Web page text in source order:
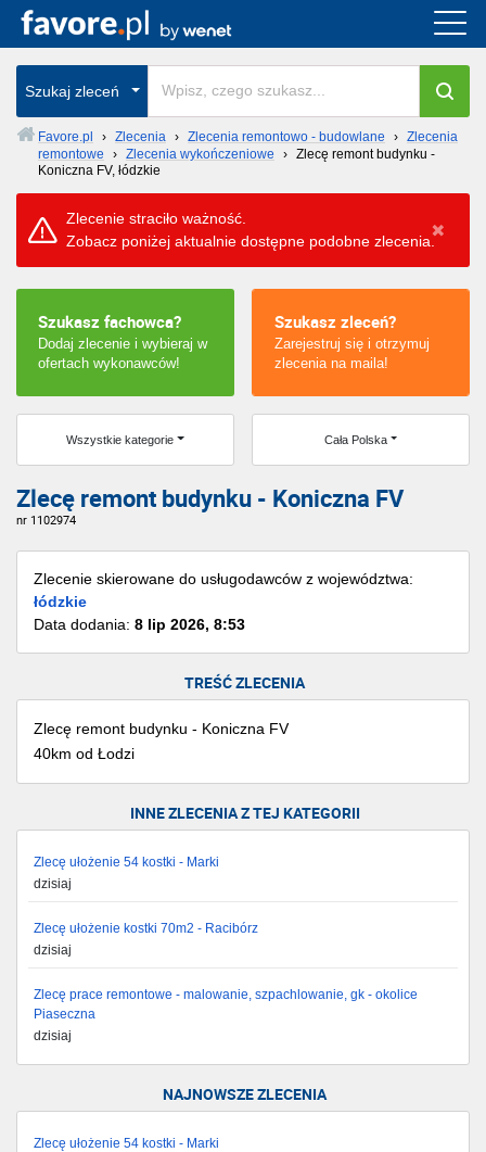
Szukaj zleceń
Favore.pl › Zlecenia › Zlecenia remontowo - budowlane › Zlecenia
remontowe
› Zlecenia wykończeniowe › Zlecę remont budynku -
Koniczna FV, łódzkie
Zlecenie straciło ważność.
Zobacz poniżej aktualnie dostępne podobne zlecenia.
Szukasz fachowca?
Dodaj zlecenie i wybieraj w
ofertach wykonawców!
Szukasz zleceń?
Zarejestruj się i otrzymuj
zlecenia na maila!
Wszystkie kategorie Cała Polska
Zlecę remont budynku - Koniczna FV
nr 1102974
Zlecenie skierowane do usługodawców z województwa:
łódzkie
Data dodania: 8 lip 2026, 8:53
TREŚĆ ZLECENIA
Zlecę remont budynku - Koniczna FV
40km od Łodzi
INNE ZLECENIA Z TEJ KATEGORII
Zlecę ułożenie 54 kostki - Marki
dzisiaj
Zlecę ułożenie kostki 70m2 - Racibórz
dzisiaj
Zlecę prace remontowe - malowanie, szpachlowanie, gk - okolice
Piaseczna
dzisiaj
NAJNOWSZE ZLECENIA
Zlecę ułożenie 54 kostki - Marki
Cała Polska
wszystkie w całym kraju